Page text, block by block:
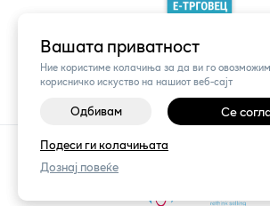
Вашата приватност
Ние користиме колачиња за да ви го
корисничко искуство на нашиот веб-сајт
Одбивам Се
Подеси ги колачињата
Дознај повеќе
©2026
Поставки за колачиња